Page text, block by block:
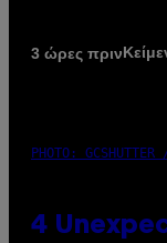
3 ώρες πριν
PHOTO:
4